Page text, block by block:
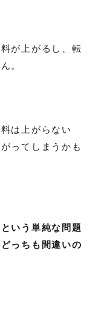
が上がるし、転
。
は上がらない
ってしまうかも
いう単純な問題
っちも間違いの